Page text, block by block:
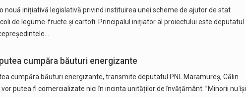
nouă inițiativă legislativă privind instituirea unei scheme de ajutor de stat
de legume-fructe și cartofi. Principalul inițiator al proiectului este deputatul
cumpăra băuturi energizante
cumpăra băuturi energizante, transmite deputatul PNL Maramureș, Călin
putea fi comercializate nici în incinta unităților de învățământ. ”Minorii nu își